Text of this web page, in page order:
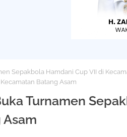
Sepakbola Hamdani Cup VII di
Batang Asam
Turnamen